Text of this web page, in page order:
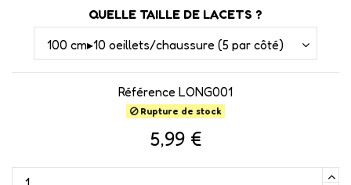
QUELLE TAILLE DE LACETS ?
Référence LONG001
Rupture de stock
5,99 €